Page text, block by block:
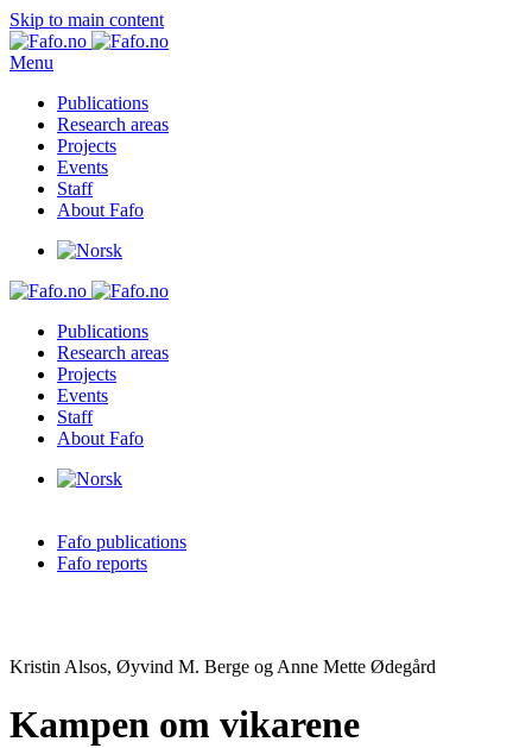
Skip to main content
Menu
Publications
Research areas
Projects
Events
Staff
About Fafo
Publications
Research areas
Projects
Events
Staff
About Fafo
Fafo publications
Fafo reports
Kristin Alsos, Øyvind M. Berge og Anne Mette Ødegård
Kampen om vikarene